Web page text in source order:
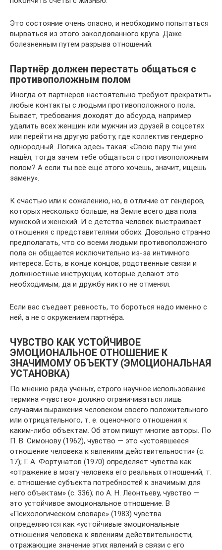
Это состояние очень опасно, и необходимо попытаться
вырваться из этого заколдованного круга. Даже
болезненным путем разрыва отношений.
Партнёр должен перестать общаться с
противоположным полом
Иногда от партнёров настоятельно требуют прекратить
любые контакты с людьми противоположного пола.
Бывает, требования доходят до абсурда, например
удалить всех женщин или мужчин из друзей в соцсетях
или перейти на другую работу, где коллектив гендерно
однородный. Логика здесь такая: «Свою пару ты уже
нашёл, тогда зачем тебе общаться с противоположным
полом? А если ты всё ещё этого хочешь, значит, ищешь
замену».
К счастью или к сожалению, но, в отличие от гендеров,
которых несколько больше, на Земле всего два пола:
мужской и женский. И с детства человек выстраивает
отношения с представителями обоих. Довольно странно
предполагать, что со всеми людьми противоположного
пола он общается исключительно из-за интимного
интереса. Есть, в конце концов, родственные связи и
должностные инструкции, которые делают это
необходимым, да и дружбу никто не отменял.
Если вас съедает ревность, то бороться надо именно с
ней, а не с окружением партнёра.
ЧУВСТВО КАК УСТОЙЧИВОЕ
ЭМОЦИОНАЛЬНОЕ ОТНОШЕНИЕ К
ЗНАЧИМОМУ ОБЪЕКТУ (ЭМОЦИОНАЛЬНАЯ
УСТАНОВКА)
По мнению ряда ученых, строго научное использование
термина «чувство» должно ограничиваться лишь
случаями выражения человеком своего положительного
или отрицательного, т. е. оценочного отношения к
каким-либо объектам. Об этом пишут многие авторы. По
П. В. Симонову (1962), чувство — это «устоявшееся
отношение человека к явлениям действительности» (с.
17); Г. А. Фортунатов (1970) определяет чувства как
«отражение в мозгу человека его реальных отношений, т.
е. отношение субъекта потребностей к значимым для
него объектам» (с. 336); по А. Н. Леонтьеву, чувство —
это устойчивое эмоциональное отношение. В
«Психологическом словаре» (1983) чувства
определяются как «устойчивые эмоциональные
отношения человека к явлениям действительности,
отражающие значение этих явлений в связи с его